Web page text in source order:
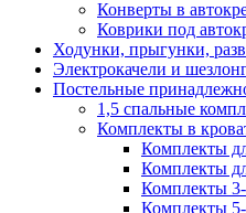
Конверты в
Коврики под
Ходунки, прыгунки,
Электрокачели и
Постельные
1,5 спальные
Комплекты в
Комплекты
Комплекты
Комплекты
Комплекты